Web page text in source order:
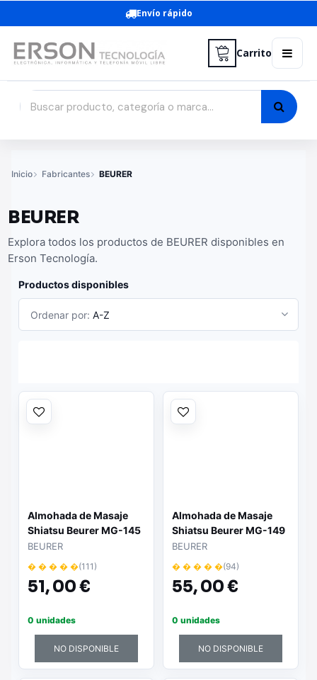
Envío rápido
Carrito
Inicio Fabricantes BEURER
BEURER
Explora todos los productos de BEURER disponibles en
Erson Tecnología.
Productos disponibles
Ordenar por: A-Z
Almohada de Masaje
Shiatsu Beurer MG-145
BEURER
� � � � �(111)
51,00 €
0 unidades
NO DISPONIBLE
Almohada de Masaje
Shiatsu Beurer MG-149
BEURER
� � � � �(94)
55,00 €
0 unidades
NO DISPONIBLE